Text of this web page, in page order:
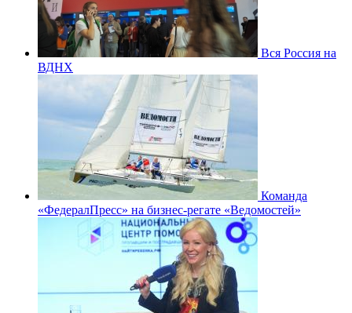
Вся Россия на
ВДНХ
Команда
«ФедералПресс» на бизнес-регате «Ведомостей»